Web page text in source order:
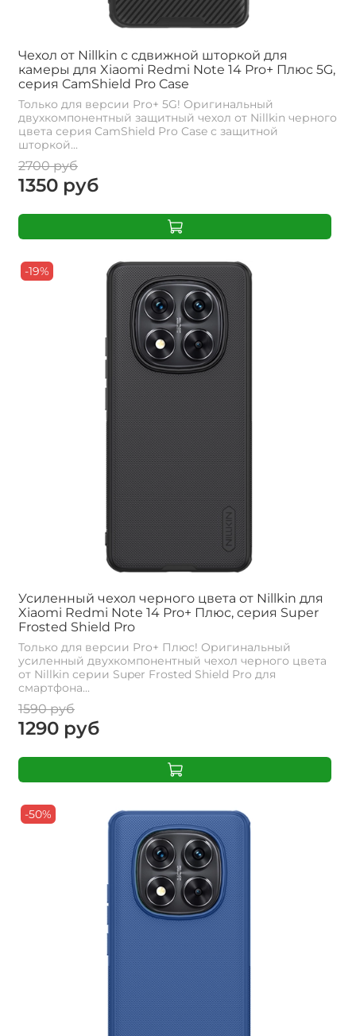
Чехол от Nillkin с сдвижной шторкой для
камеры для Xiaomi Redmi Note 14 Pro+ Плюс 5G,
серия CamShield Pro Case
Только для версии Pro+ 5G! Оригинальный
двухкомпонентный защитный чехол от Nillkin черного
цвета серия CamShield Pro Case с защитной
шторкой...
2700 руб
1350 руб
-19%
Усиленный чехол черного цвета от Nillkin для
Xiaomi Redmi Note 14 Pro+ Плюс, серия Super
Frosted Shield Pro
Только для версии Pro+ Плюс! Оригинальный
усиленный двухкомпонентный чехол черного цвета
от Nillkin серии Super Frosted Shield Pro для
смартфона...
1590 руб
1290 руб
-50%